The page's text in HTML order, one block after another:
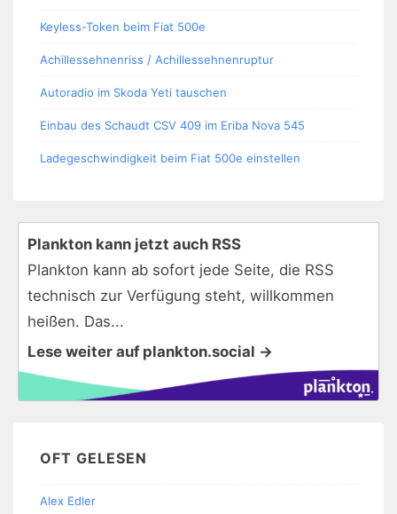
Keyless-Token beim Fiat 500e
Achillessehnenriss / Achillessehnenruptur
Autoradio im Skoda Yeti tauschen
Einbau des Schaudt CSV 409 im Eriba Nova 545
Ladegeschwindigkeit beim Fiat 500e einstellen
Plankton kann jetzt auch RSS
Plankton kann ab sofort jede Seite, die RSS
technisch zur Verfügung steht, willkommen
heißen. Das...
Lese weiter auf plankton.social →
OFT GELESEN
Alex Edler